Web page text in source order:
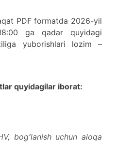
PDF formatda 2026-yil
ga qadar quyidagi
yuborishlari lozim –
quyidagilar iborat:
bogʻlanish uchun aloqa